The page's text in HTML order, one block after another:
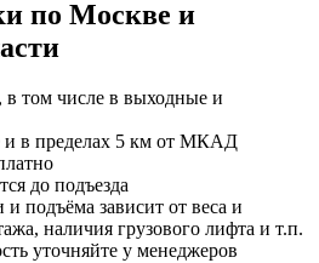
по Москве и
в том числе в выходные и
и в пределах 5 км от МКАД
до подъезда
и подъёма зависит от веса и
наличия грузового лифта и т.п.
уточняйте у менеджеров